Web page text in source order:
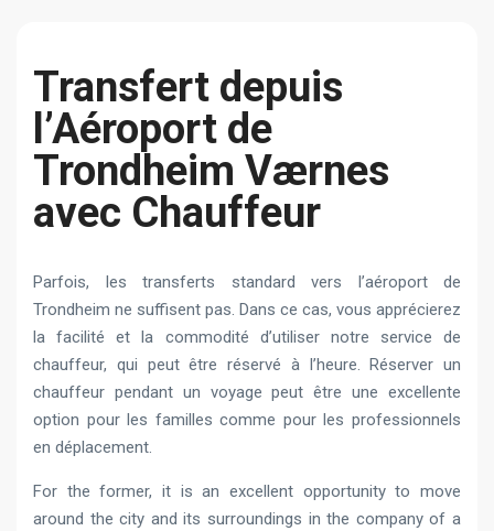
Transfert depuis
l’Aéroport de
Trondheim Værnes
avec Chauffeur
Parfois, les transferts standard vers l’aéroport de
Trondheim ne suffisent pas. Dans ce cas, vous apprécierez
la facilité et la commodité d’utiliser notre service de
chauffeur, qui peut être réservé à l’heure. Réserver un
chauffeur pendant un voyage peut être une excellente
option pour les familles comme pour les professionnels
en déplacement.
For the former, it is an excellent opportunity to move
around the city and its surroundings in the company of a